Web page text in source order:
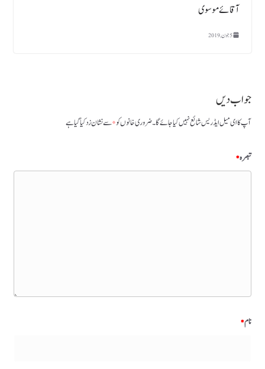
آقائے موسوی
5 جون, 2019
جواب دیں
آپ کا ای میل ایڈریس شائع نہیں کیا جائے گا۔ضروری خانوں کو*سے نشان زد کیا گیا ہے
تبصرہ*
نام*